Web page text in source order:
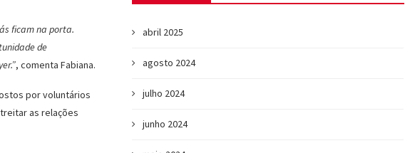
ficam na porta.
de
, comenta Fabiana.
por voluntários
as relações
abril 2025
agosto 2024
julho 2024
junho 2024